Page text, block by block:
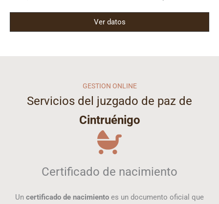
Ver datos
GESTION ONLINE
Servicios del juzgado de paz de
Cintruénigo
Certificado de nacimiento
Un certificado de nacimiento es un documento oficial que